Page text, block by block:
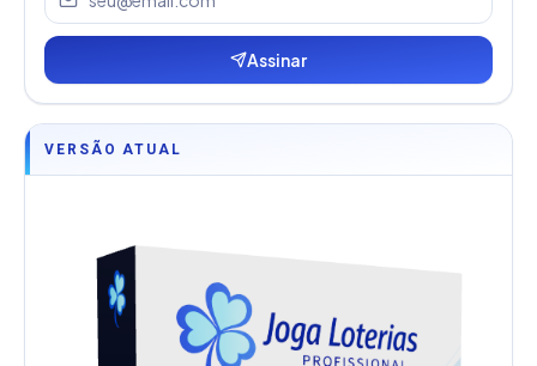
Assinar
VERSÃO ATUAL